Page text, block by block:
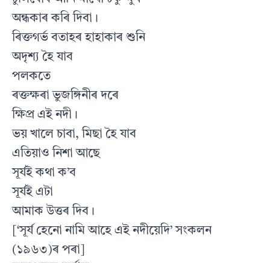
অন্ধকাৰ কৰি দিবা।
ৰিক্তগৰ্ভ বতাহৰ হাহাকাৰ শুনি
অদৃশ্য হৈ যাব
পলকতে
ৰক্তক্ষৰা ভুজঙ্গিনীৰ দৰে
ক্ষিপ্ৰ এই নদী।
ভয় খালে চাবা, মিছা হৈ যাব
এতিয়াও নিশা আছে
সূৰ্যই কথা ক’ব
সূৰ্যই এটা
আমাক উত্তৰ দিব।
[‘সূৰ্য হেনো নামি আহে এই নদীয়েদি’ সংকলন
(১৯৬৩)ৰ পৰা]